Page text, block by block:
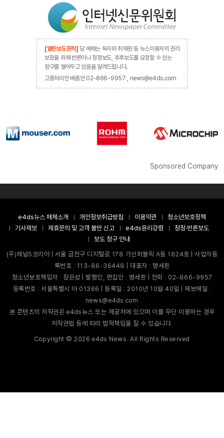
[열린보도원칙] 당 매체는 독자와 취재원 등 뉴스이용자의 권리
보장을 위해 반론이나 정정보도, 추후보도를 요청할 수 있는
창구를 열어두고 있음을 알려드립니다.
고충처리인 배종인 02-866-9957 , news@e4ds.com
Sponsored Company
e4ds뉴스 매체소개 개인정보취급방침 이용약관
청소년보호정책
기사제보
제휴문의 및 고객 불만 신고 e4ds윤리강령
정정·반론보도
보도 청구 안내
(주)채널5코리아 | 서울 금천구 디지털로 178 가산퍼블릭 A동 1824호 | 사업자등
록번호 : 113-86-36448 | 대표자 : 명세환
청소년보호책임자 : 장은성 | 발행인, 편집인 : 명세환 | 전화 : 02-866-9957
등록번호 : 서울특별시 아 01366 | 등록일 : 2010년 10월 40일 | 제보메일 :
news@e4ds.com
본 콘텐츠의 저작권은 e4ds뉴스 또는 제공처에 있으며 이를 무단 이용하는 경우
저작권법 등에 따라 법적책임을 질 수 있습니다.
Copyright ©2026 e4ds News. All Rights Reserved